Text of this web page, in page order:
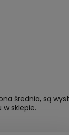
średnia, są
sklepie.